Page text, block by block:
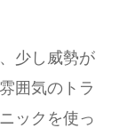
少し威勢が
囲気のトラ
ックを使っ